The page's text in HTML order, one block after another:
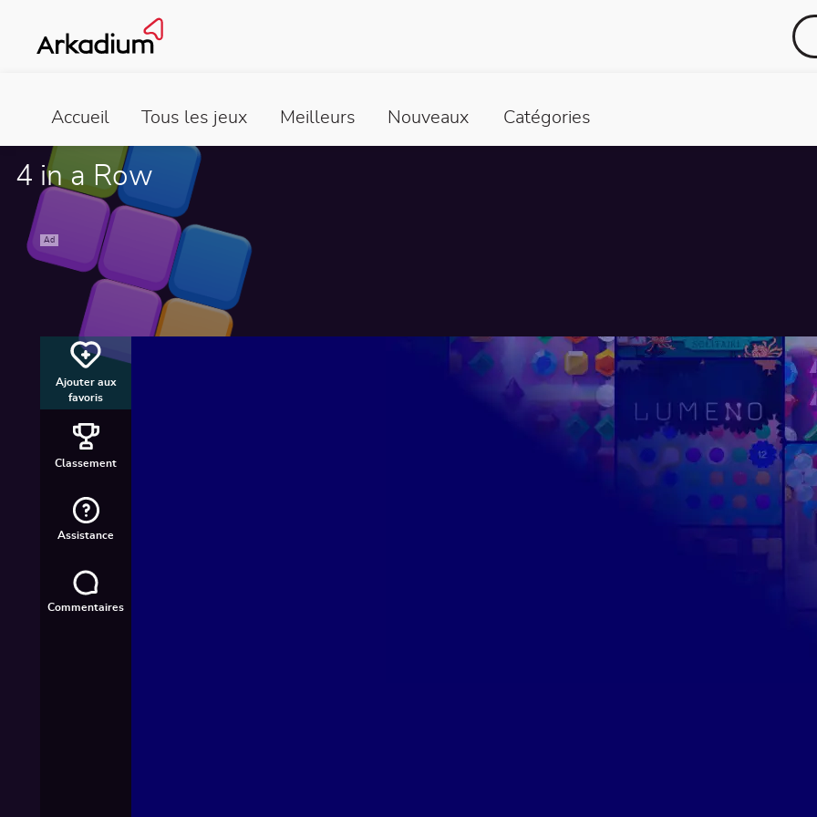
Accueil Tous les jeux Meilleurs Nouveaux Catégories
4 in a Row
Ajouter aux
favoris
Classement
Assistance
Commentaires
Ad